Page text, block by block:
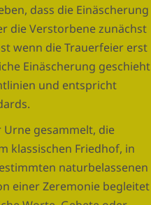
dass die Einäscherung
die Verstorbene zunächst
wenn die Trauerfeier erst
Einäscherung geschieht
und entspricht
gesammelt, die
klassischen Friedhof, in
naturbelassenen
einer Zeremonie begleitet